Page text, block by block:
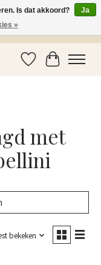
voor MONIN siropen, bar
Verlanglijst
met
bekeken
Is dat akkoord?
Ja
»